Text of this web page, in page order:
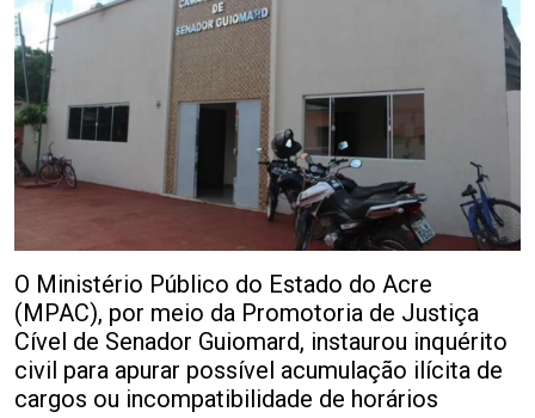
O Ministério Público do Estado do Acre
(MPAC), por meio da Promotoria de Justiça
Cível de Senador Guiomard, instaurou inquérito
civil para apurar possível acumulação ilícita de
cargos ou incompatibilidade de horários